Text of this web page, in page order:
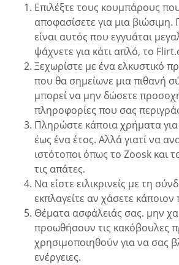
Επιλέξτε τους κουμπάρους
αποφασίσετε για μια βιώσιμη.
είναι αυτός που εγγυάται
ψάχνετε για κάτι απλό, το
Ξεχωρίστε με ένα ελκυστικό
που θα σημείωνε μια πιθανή
μπορεί να μην δώσετε
πληροφορίες που σας
Πληρώστε κάποια χρήματα
έως ένα έτος. Αλλά γιατί να
ιστότοποι όπως το Zoosk και
τις απάτες.
Να είστε ειλικρινείς με τη
εκπλαγείτε αν χάσετε
Θέματα ασφάλειάς σας. μην
προωθήσουν τις κακόβουλες
χρησιμοποιηθούν για να σας
ενέργειες.